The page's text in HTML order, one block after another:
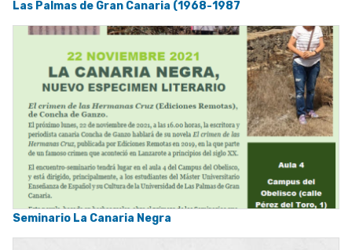
Las Palmas de Gran Canaria (1968-1987
Seminario La Canaria Negra